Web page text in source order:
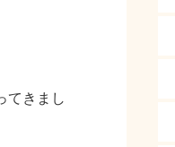
てきまし